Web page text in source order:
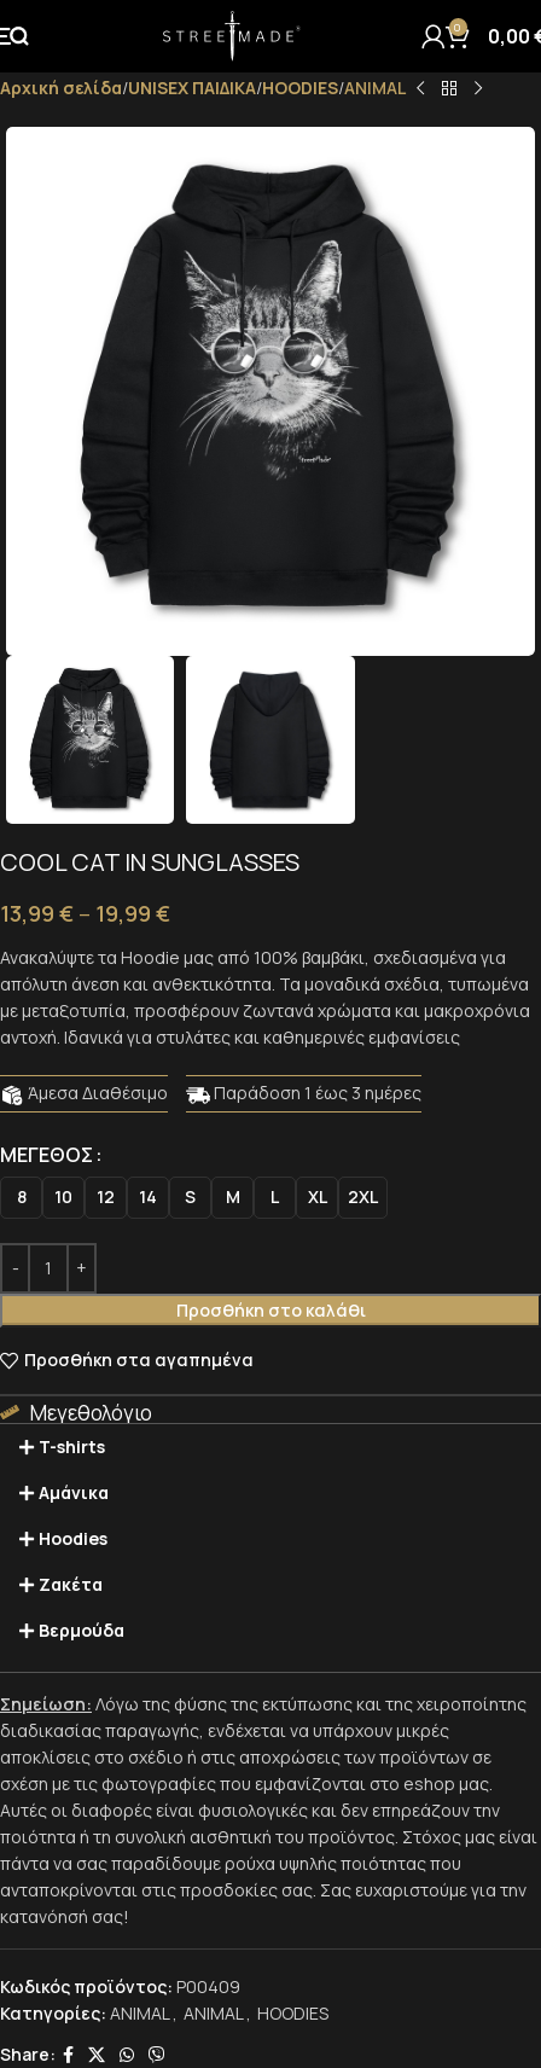
0 0,00
Αρχική σελίδα UNISEX ΠΑΙΔΙΚΑ HOODIES ANIMAL
COOL CAT IN SUNGLASSES
13,99 € – 19,99 €
Ανακαλύψτε τα Hoodie μας από 100% βαμβάκι, σχεδιασμένα για
απόλυτη άνεση και ανθεκτικότητα. Τα μοναδικά σχέδια, τυπωμένα
με μεταξοτυπία, προσφέρουν ζωντανά χρώματα και μακροχρόνια
αντοχή. Ιδανικά για στυλάτες και καθημερινές εμφανίσεις
Άμεσα Διαθέσιμο Παράδοση 1 έως 3 ημέρες
ΜΈΓΕΘΟΣ
8 10 12 14 S M L XL 2XL
Προσθήκη στο καλάθι
Alternative:
Alternative:
Προσθήκη στα αγαπημένα
Μεγεθολόγιο
T-shirts
Αμάνικα
Hoodies
Ζακέτα
Βερμούδα
Σημείωση: Λόγω της φύσης της εκτύπωσης και της χειροποίητης
διαδικασίας παραγωγής, ενδέχεται να υπάρχουν μικρές
αποκλίσεις στο σχέδιο ή στις αποχρώσεις των προϊόντων σε
σχέση με τις φωτογραφίες που εμφανίζονται στο eshop μας.
Αυτές οι διαφορές είναι φυσιολογικές και δεν επηρεάζουν την
ποιότητα ή τη συνολική αισθητική του προϊόντος. Στόχος μας είναι
πάντα να σας παραδίδουμε ρούχα υψηλής ποιότητας που
ανταποκρίνονται στις προσδοκίες σας. Σας ευχαριστούμε για την
κατανόησή σας!
Κωδικός προϊόντος: P00409
Κατηγορίες: ANIMAL ANIMAL
HOODIES
Share: